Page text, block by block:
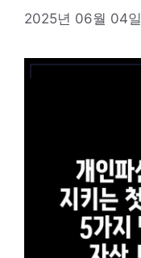
2025년 06월 04일